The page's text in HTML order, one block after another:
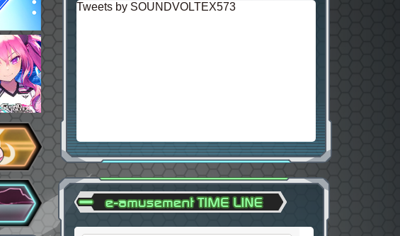
Tweets by SOUNDVOLTEX573